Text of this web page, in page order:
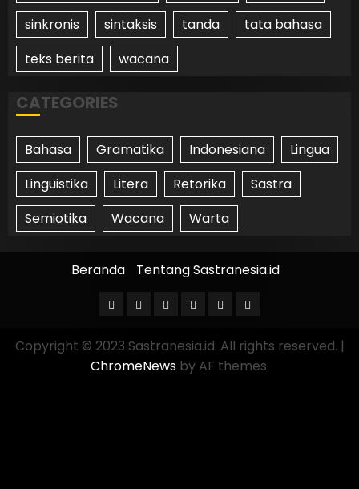
sinkronis
sintaksis tanda
tata bahasa
teks berita
wacana
CATEGORIES
Bahasa Gramatika Indonesiana
Lingua
Linguistika
Litera Retorika
Sastra
Semiotika
Wacana Warta
Beranda Tentang Sastranesia.id
Copyright © 2023 Sastranesia.id. All rights reserved. |
ChromeNewsby AF themes.